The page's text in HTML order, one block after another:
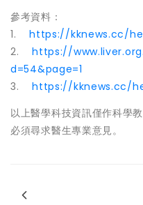
參考資料：
1.https://kknews.cc/
2.https://
d=54&page=1
3.https://kknews.cc/
以上醫學科技資訊僅作科學
必須尋求醫生專業意見。